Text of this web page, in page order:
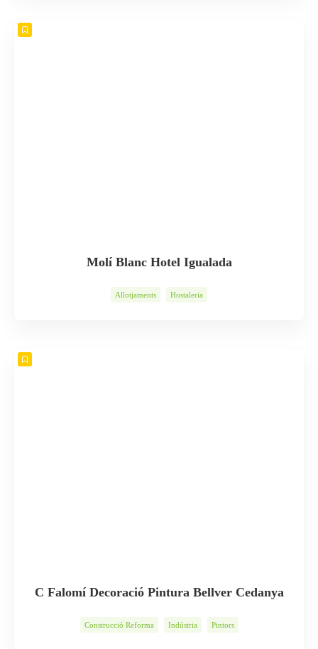
Molí Blanc Hotel Igualada
Allotjaments Hostaleria
C Falomí Decoració Pintura Bellver Cedanya
Construcció Reforma Indústria Pintors